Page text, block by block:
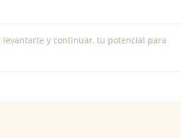
y continuar, tu potencial para